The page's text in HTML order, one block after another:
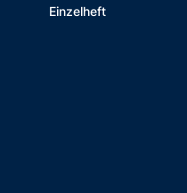
Einzelheft